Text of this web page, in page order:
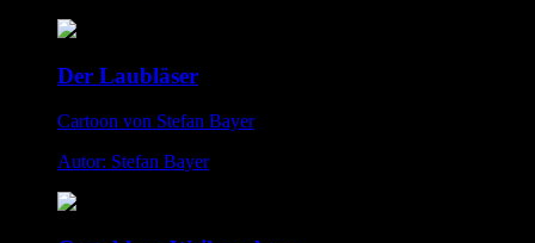
Der Laubläser
Cartoon von Stefan Bayer
Autor: Stefan Bayer